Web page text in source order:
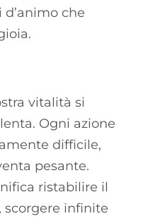
che
vitalità si
Ogni azione
difficile,
pesante.
ristabilire il
, scorgere infinite